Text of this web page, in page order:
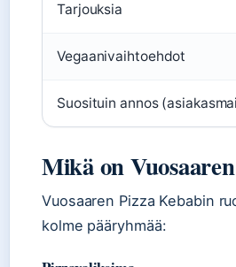
Tarjouksia
Vegaanivaihtoehdot
Suosituin annos
Mikä on
Vuosaaren Pizza Kebabin
kolme pääryhmää: